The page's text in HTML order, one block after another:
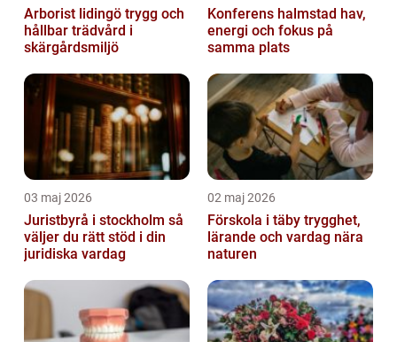
Arborist lidingö trygg och
hållbar trädvård i
skärgårdsmiljö
Konferens halmstad hav,
energi och fokus på
samma plats
03 maj 2026
Juristbyrå i stockholm så
väljer du rätt stöd i din
juridiska vardag
02 maj 2026
Förskola i täby trygghet,
lärande och vardag nära
naturen